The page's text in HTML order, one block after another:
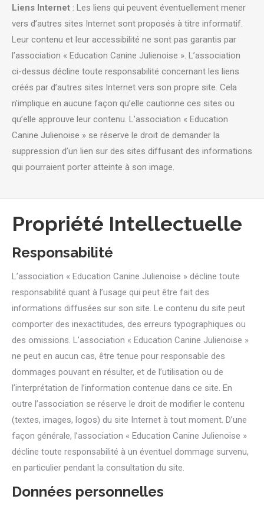
Liens Internet : Les liens qui peuvent éventuellement mener
vers d’autres sites Internet sont proposés à titre informatif.
Leur contenu et leur accessibilité ne sont pas garantis par
l’association « Education Canine Julienoise ». L’association
ci-dessus décline toute responsabilité concernant les liens
créés par d’autres sites Internet vers son propre site. Cela
n’implique en aucune façon qu’elle cautionne ces sites ou
qu’elle approuve leur contenu. L’association « Education
Canine Julienoise » se réserve le droit de demander la
suppression d’un lien sur des sites diffusant des informations
qui pourraient porter atteinte à son image.
Propriété Intellectuelle
Responsabilité
L’association « Education Canine Julienoise » décline toute
responsabilité quant à l’usage qui peut être fait des
informations diffusées sur son site. Le contenu du site peut
comporter des inexactitudes, des erreurs typographiques ou
des omissions. L’association « Education Canine Julienoise »
ne peut en aucun cas, être tenue pour responsable des
dommages pouvant en résulter, et de l’utilisation ou de
l’interprétation de l’information contenue dans ce site. En
outre l’association se réserve le droit de modifier le contenu
(textes, images, logos) du site Internet à tout moment. D’une
façon générale, l’association « Education Canine Julienoise »
décline toute responsabilité à un éventuel dommage survenu,
en particulier pendant la consultation du site.
Données personnelles